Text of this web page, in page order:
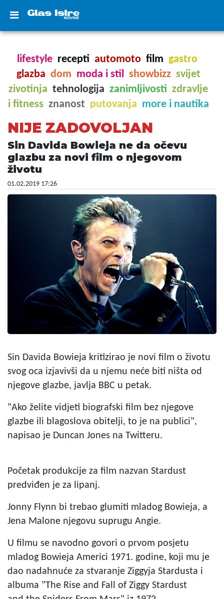
lifestyle recepti automoto film gastro
glazba dom moda i stil showbizz svijet
zivotinja tehnologija zanimljivosti zdravlje
i fitness znanost putovanja more i nautika
NIJE ZADOVOLJAN
Sin Davida Bowieja ne da očevu
glazbu za novi film o njegovom
životu
01.02.2019 17:26
Sin Davida Bowieja kritizirao je novi film o životu
svog oca izjavivši da u njemu neće biti ništa od
njegove glazbe, javlja BBC u petak.
"Ako želite vidjeti biografski film bez njegove
glazbe ili blagoslova obitelji, to je na publici",
napisao je Duncan Jones na Twitteru.
Početak produkcije za film nazvan Stardust
predviđen je za lipanj.
Jonny Flynn bi trebao glumiti mladog Bowieja, a
Jena Malone njegovu suprugu Angie.
U filmu se navodno govori o prvom posjetu
mladog Bowieja Americi 1971. godine, koji mu je
dao nadahnuće za stvaranje Ziggyja Stardusta i
albuma "The Rise and Fall of Ziggy Stardust